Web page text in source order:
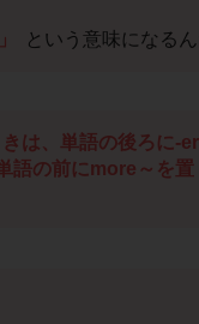
という意味になるん
は、単語の後ろに-er
語の前にmore～を置